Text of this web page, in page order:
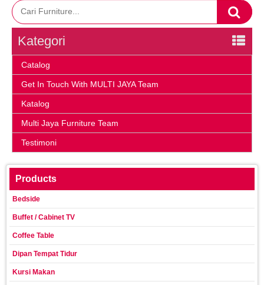
Kategori
Catalog
Get In Touch With MULTI JAYA Team
Katalog
Multi Jaya Furniture Team
Testimoni
Products
Bedside
Buffet / Cabinet TV
Coffee Table
Dipan Tempat Tidur
Kursi Makan